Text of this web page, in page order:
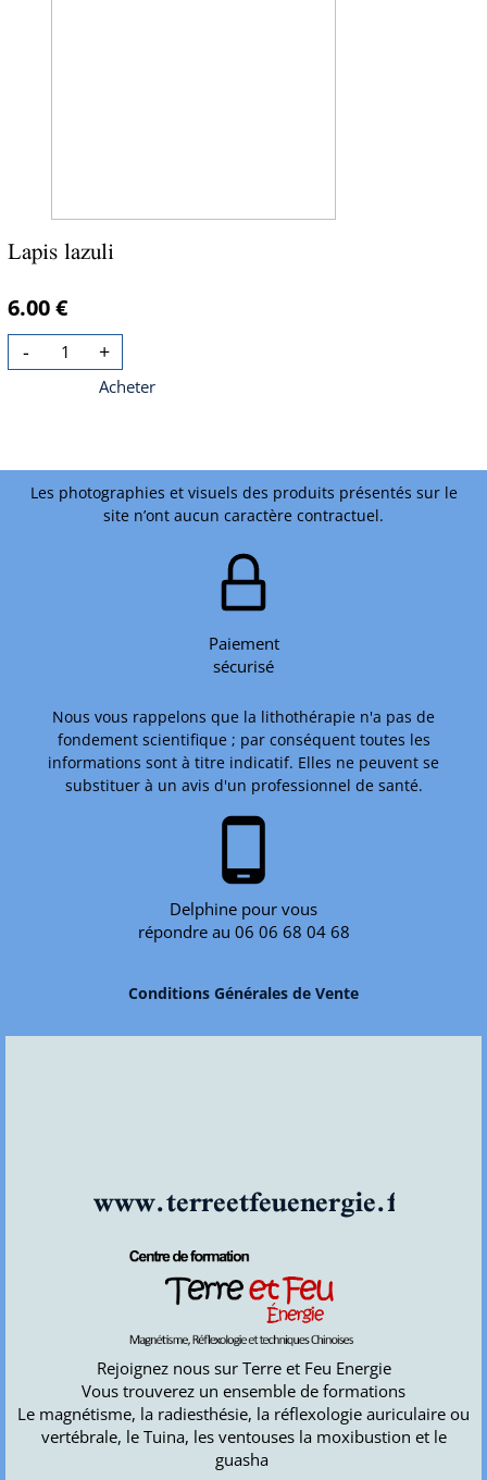
Lapis lazuli
6.00 €
- +
Acheter
Les photographies et visuels des produits présentés sur le
site n’ont aucun caractère contractuel.
Paiement
sécurisé
Nous vous rappelons que la lithothérapie n'a pas de
fondement scientifique ; par conséquent toutes les
informations sont à titre indicatif. Elles ne peuvent se
substituer à un avis d'un professionnel de santé.
phone_android
Delphine pour vous
répondre au 06 06 68 04 68
Conditions Générales de Vente
www.terreetfeuenergie.fr
Rejoignez nous sur Terre et Feu Energie
Vous trouverez un ensemble de formations
Le magnétisme, la radiesthésie, la réflexologie auriculaire ou
vertébrale, le Tuina, les ventouses la moxibustion et le
guasha